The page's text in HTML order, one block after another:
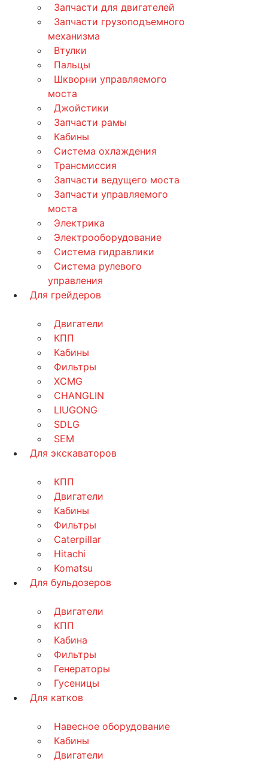
Запчасти для двигателей
Запчасти грузоподъемного
механизма
Втулки
Пальцы
Шкворни управляемого
моста
Джойстики
Запчасти рамы
Кабины
Система охлаждения
Трансмиссия
Запчасти ведущего моста
Запчасти управляемого
моста
Электрика
Электрооборудование
Система гидравлики
Система рулевого
управления
Для грейдеров
Двигатели
КПП
Кабины
Фильтры
XCMG
CHANGLIN
LIUGONG
SDLG
SEM
Для экскаваторов
КПП
Двигатели
Кабины
Фильтры
Caterpillar
Hitachi
Komatsu
Для бульдозеров
Двигатели
КПП
Кабина
Фильтры
Генераторы
Гусеницы
Для катков
Навесное оборудование
Кабины
Двигатели